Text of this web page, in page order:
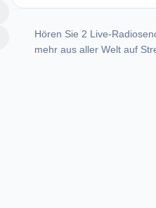
Hören Sie 2 Live-
mehr aus aller Welt auf